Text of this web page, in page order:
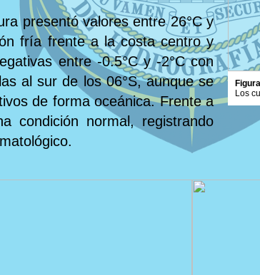
presentó valores entre 26°C y
fría frente a la costa centro y
entre -0.5°C y -2°C con
al sur de los 06°S, aunque se
de forma oceánica. Frente a
condición normal, registrando
Los